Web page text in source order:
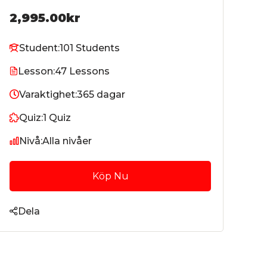
2,995.00kr
Student:101 Students
Lesson:47 Lessons
Varaktighet:365 dagar
Quiz:1 Quiz
Nivå:Alla nivåer
Köp Nu
Dela